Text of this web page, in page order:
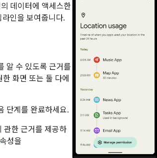
데이터에 액세스한
인을 보여줍니다.
알 수 있도록 근거를
화면 또는 둘 다에
단계를 완료하세요.
관한 근거를 제공하
속성을